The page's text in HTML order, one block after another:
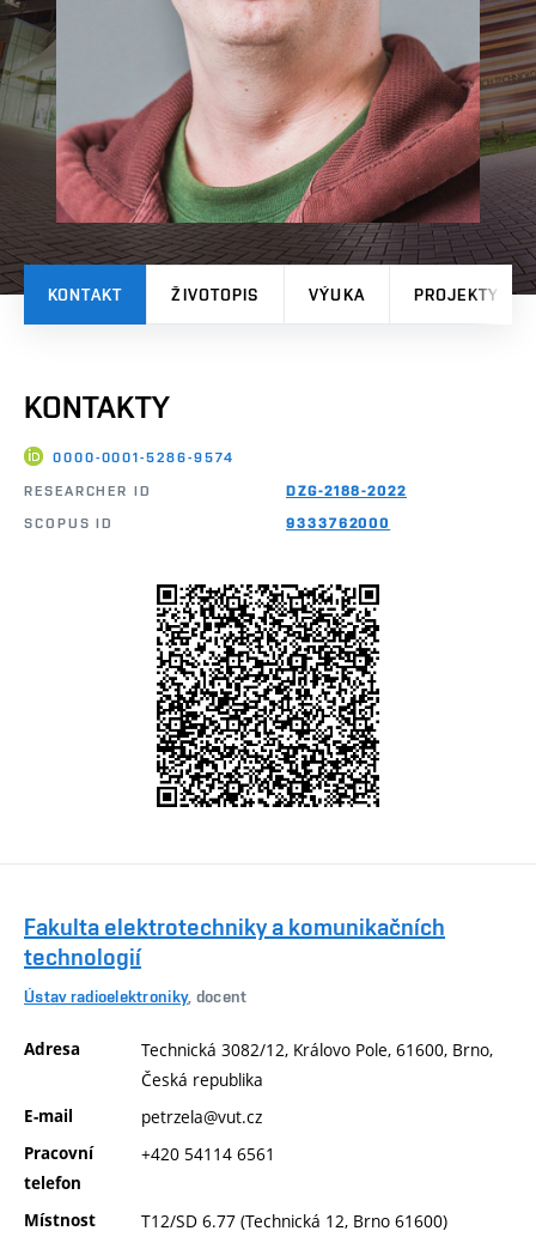
KONTAKT ŽIVOTOPIS VÝUKA PROJEKTY
KONTAKTY
0000-0001-5286-9574
RESEARCHER ID
DZG-2188-2022
SCOPUS ID
9333762000
Fakulta elektrotechniky a komunikačních
technologií
Ústav radioelektroniky, docent
Adresa
Technická 3082/12, Královo Pole, 61600, Brno,
Česká republika
E-mail petrzela@vut.cz
Pracovní
telefon
+420 54114 6561
Místnost T12/SD 6.77 (Technická 12, Brno 61600)